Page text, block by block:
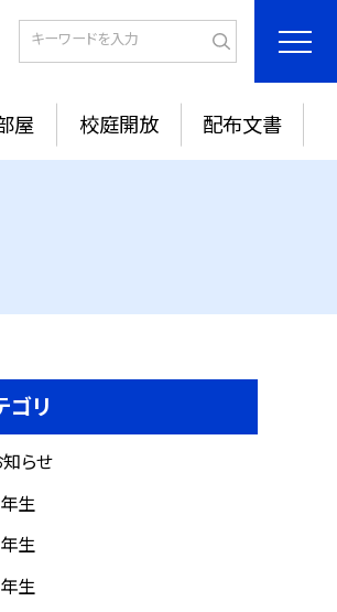
屋 校庭開放 配布文書
ゴリ
らせ
生
生
生